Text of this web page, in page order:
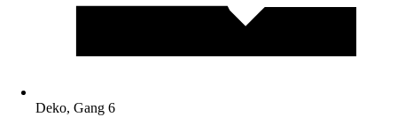
Deko, Gang 6